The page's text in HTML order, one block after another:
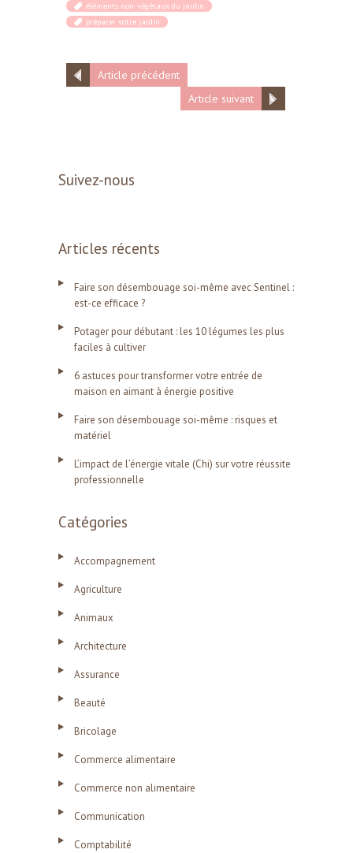
éléments non-végétaux du jardin
préparer votre jardin
Article précédent
Article suivant
Suivez-nous
Articles récents
Faire son désembouage soi-même avec Sentinel :
est-ce efficace ?
Potager pour débutant : les 10 légumes les plus
faciles à cultiver
6 astuces pour transformer votre entrée de
maison en aimant à énergie positive
Faire son désembouage soi-même : risques et
matériel
L’impact de l’énergie vitale (Chi) sur votre réussite
professionnelle
Catégories
Accompagnement
Agriculture
Animaux
Architecture
Assurance
Beauté
Bricolage
Commerce alimentaire
Commerce non alimentaire
Communication
Comptabilité